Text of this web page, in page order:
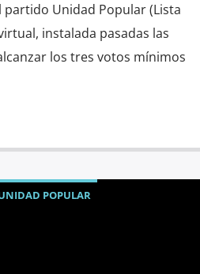
Unidad Popular (Lista
instalada pasadas las
los tres votos mínimos
POPULAR